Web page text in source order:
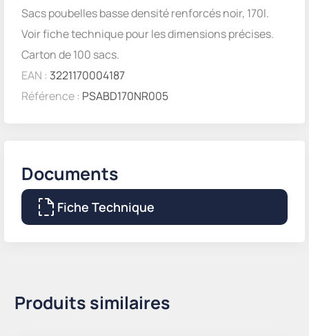
Sacs poubelles basse densité renforcés noir, 170l.
Voir fiche technique pour les dimensions précises.
Carton de 100 sacs.
EAN : 3221170004187
Référence : PSABD170NR005
Documents
Fiche Technique
Produits similaires